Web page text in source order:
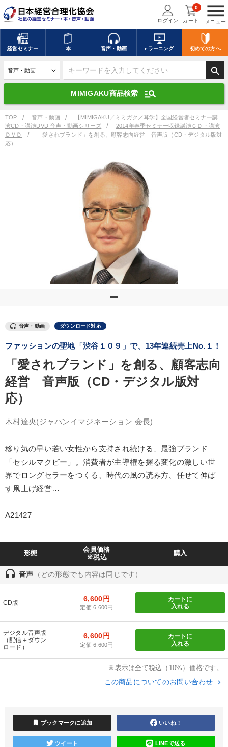
menu
メニュー
ログイン カート
0
経営セミナー 本 音声・動画 eラーニング 初めての方へ
search
MIMIGAKU商品検索 manage_search
キーワードを入力して探す
デジタル版対応のみ検索結果に表示する
search 上記の条件で検索
全国経営者セミナー講演収録物（全1315タイトル）からお探しいただけ
事業家のロマンと経営
専門家のアドバイス
リーダーの器量を学ぶ
タル版（音声／動画ストリーミング・ダウンロード）
2025年春季全国経営者セミナー収録講演ＣＤ・講演ＤＶＤ・デジ
タル版（音声／動画ストリーミング・ダウンロード）
仕事のスキルと人間力を高める知恵を身につける
業種
IT・サービス・金融業
キーワード
両利きの経営 多角化・新規事業
お金の授業 株式投資
ondemand_video 経営音声・動画を探す refresh 更新する
経営リーダーの考え方と戦略を学ぶ 改善・生産性向上
TOP 音声・動画
【MIMIGAKU／ミミガク／耳学】全国経営者セミナー講
演CD・講演DVD 音声・動画シリーズ
2014年春季セミナー収録講演ＣＤ・講演
ＤＶＤ
「愛されブランド」を創る、顧客志向経営 音声版（CD・デジタル版対
応）
音声・動画 ダウンロード対応
ファッションの聖地「渋谷１０９」で、13年連続売上No.１！
「愛されブランド」を創る、顧客志向
経営 音声版（CD・デジタル版対
応）
木村達央(ジャパンイマジネーション 会長)
移り気の早い若い女性から支持され続ける、最強ブランド
「セシルマクビー」。消費者が主導権を握る変化の激しい世
界でロングセラーをつくる、時代の風の読み方、任せて伸ば
す凧上げ経営…
A21427
形態
会員価格
※税込
購入
headset 音声 （どの形態でも内容は同じです）
CD版 6,600円
定価 6,600円
カートに
入れる
デジタル音声版
（配信＋ダウン
ロード）
6,600円
定価 6,600円
カートに
入れる
※表示は全て税込（10%）価格です。
この商品についてのお問い合わせ keyboard_arrow_right
bookmark ブックマークに追加 いいね！
ツイート LINEで送る